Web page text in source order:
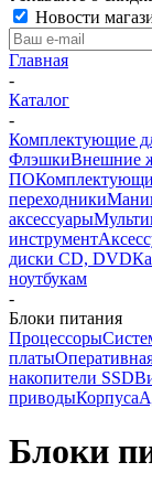
Новости
Главная
-
Каталог
-
Комплектующие
ФлэшкиВнешние
ПО
переходники
аксессуары
инструмент
диски CD, DVD
ноутбукам
-
Блоки питания
Процессоры
платы
накопители SSD
приводыКорпуса
Блоки